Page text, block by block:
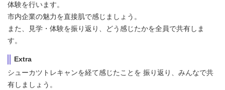
体験を行います。
市内企業の魅力を直接肌で感じましょう。
また、見学・体験を振り返り、どう感じたかを全員で共有しま
す。
Extra
シューカツトレキャンを経て感じたことを 振り返り、みんなで共
有しましょう。